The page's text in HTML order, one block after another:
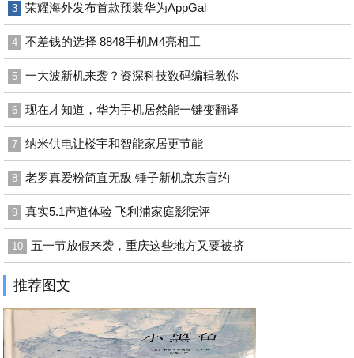
3 荣耀海外发布首款预装华为AppGal
4 不差钱的选择 8848手机M4亮相工
5 一大波新机来袭？资深科技数码编辑教你
6 现在才知道，华为手机居然能一键变翻译
7 纳米供电让楼宇和智能家居更节能
8 老罗真爱粉简直无敌 锤子新机京东盲约
9 真实5.1声道体验 飞利浦家庭影院评
10 五一节放假来袭，重庆这些地方又要被挤
推荐图文